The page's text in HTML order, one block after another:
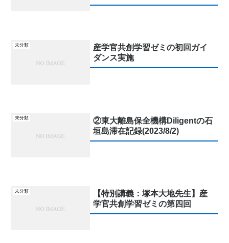
未分類
産学官共創学習ゼミの初回ガイ
ダンス実施
未分類
②東大離島保全機構Diligentの石
垣島滞在記録(2023/8/2)
未分類
【特別講義：塚本大地先生】産
学官共創学習ゼミの第四回